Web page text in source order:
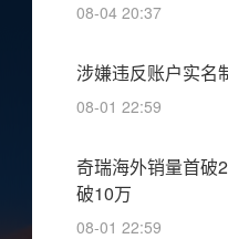
08-04 20:37
涉嫌违反账户实名
08-01 22:59
奇瑞海外销量首破
破10万
08-01 22:59